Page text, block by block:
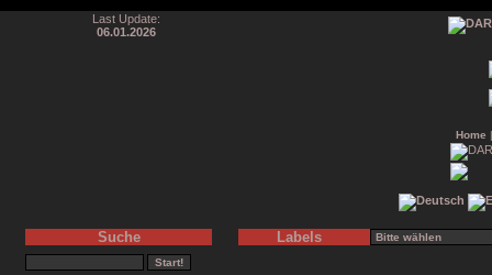
Last Update:
06.01.2026
Home
Suche Labels